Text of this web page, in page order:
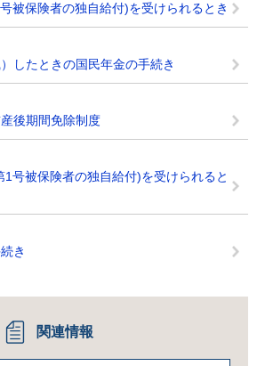
被保険者の独自給付)を受けられるとき
したときの国民年金の手続き
後期間免除制度
号被保険者の独自給付)を受けられると
き
関連情報